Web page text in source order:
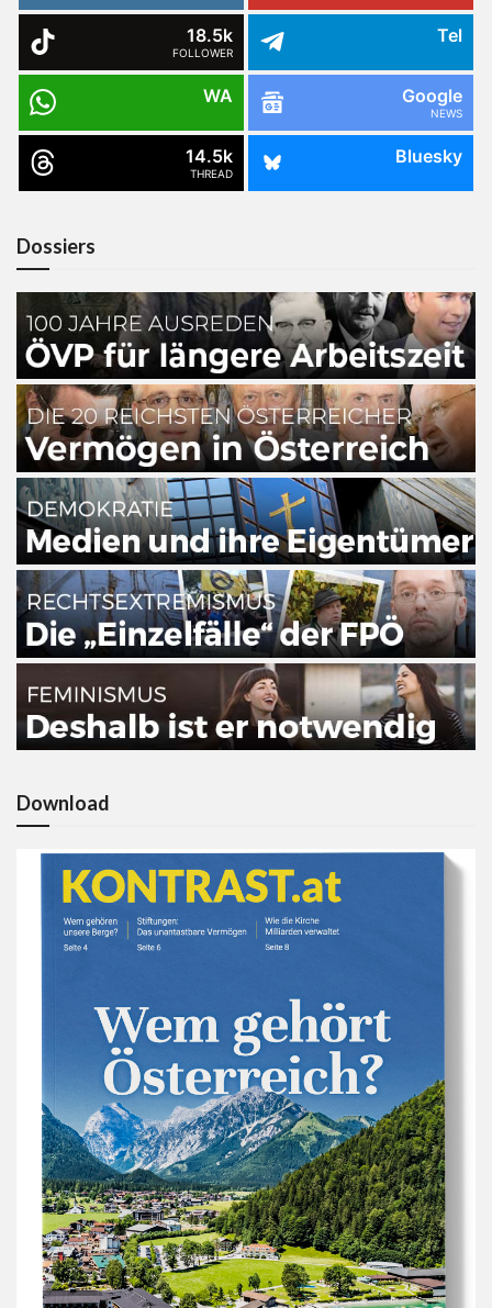
18.5k
FOLLOWER
Tel
WA Google
NEWS
14.5k
THREAD
Bluesky
Dossiers
Download